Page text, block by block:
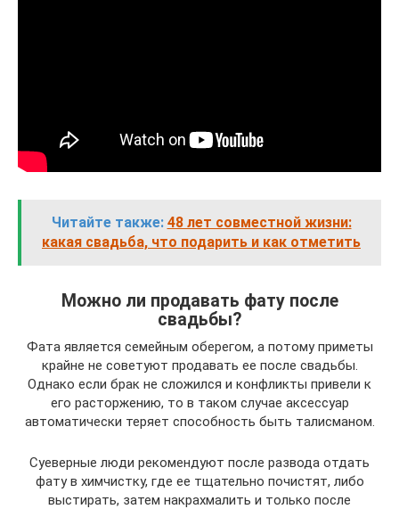
Читайте также: 48 лет совместной жизни:
какая свадьба, что подарить и как отметить
Можно ли продавать фату после
свадьбы?
Фата является семейным оберегом, а потому приметы
крайне не советуют продавать ее после свадьбы.
Однако если брак не сложился и конфликты привели к
его расторжению, то в таком случае аксессуар
автоматически теряет способность быть талисманом.
Суеверные люди рекомендуют после развода отдать
фату в химчистку, где ее тщательно почистят, либо
выстирать, затем накрахмалить и только после